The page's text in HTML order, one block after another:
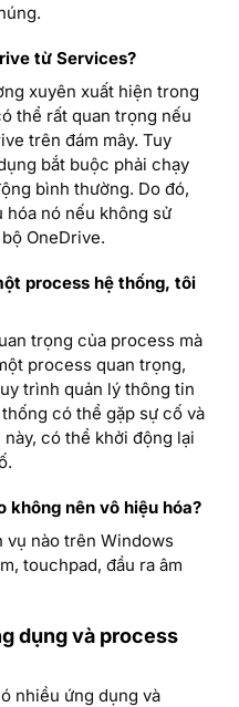
từ Services?
xuyên xuất hiện trong
thể rất quan trọng nếu
trên đám mây. Tuy
bắt buộc phải chạy
bình thường. Do đó,
hóa nó nếu không sử
OneDrive.
process hệ thống, tôi
trọng của process mà
process quan trọng,
trình quản lý thông tin
có thể gặp sự cố và
có thể khởi động lại
không nên vô hiệu hóa?
vụ nào trên Windows
touchpad, đầu ra âm
dụng và process
nhiều ứng dụng và